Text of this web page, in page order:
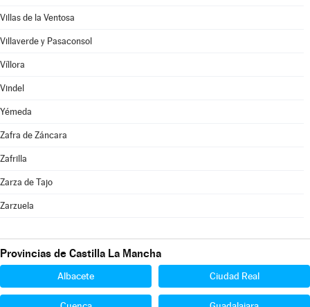
Villas de la Ventosa
Villaverde y Pasaconsol
Víllora
Vindel
Yémeda
Zafra de Záncara
Zafrilla
Zarza de Tajo
Zarzuela
Provincias de Castilla La Mancha
Albacete Ciudad Real